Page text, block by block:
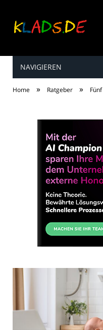
NAVIGIEREN
Home » Ratgeber »